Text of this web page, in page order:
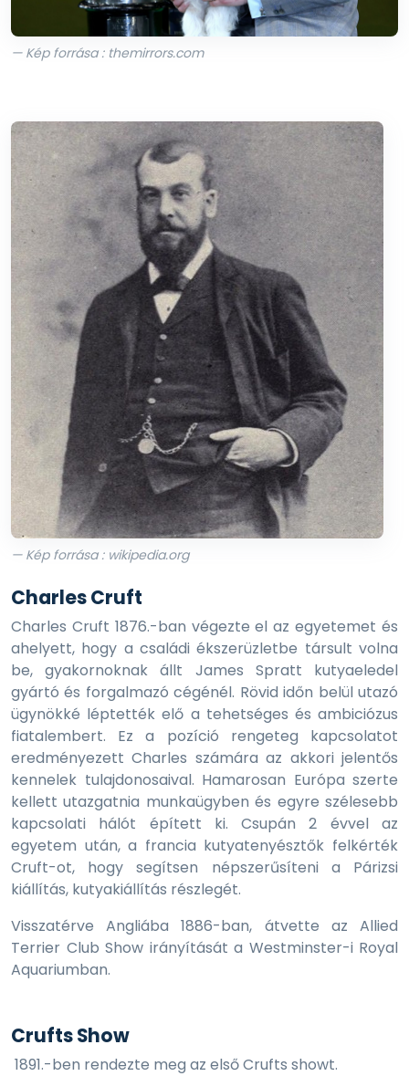
— Kép forrása : themirrors.com
Charles Cruft
Charles Cruft 1876.-ban végezte el az egyetemet és
ahelyett, hogy a családi ékszerüzletbe társult volna
be, gyakornoknak állt James Spratt kutyaeledel
gyártó és forgalmazó cégénél. Rövid időn belül utazó
ügynökké léptették elő a tehetséges és ambiciózus
fiatalembert. Ez a pozíció rengeteg kapcsolatot
eredményezett Charles számára az akkori jelentős
kennelek tulajdonosaival. Hamarosan Európa szerte
kellett utazgatnia munkaügyben és egyre szélesebb
kapcsolati hálót épített ki. Csupán 2 évvel az
egyetem után, a francia kutyatenyésztők felkérték
Cruft-ot, hogy segítsen népszerűsíteni a Párizsi
kiállítás, kutyakiállítás részlegét.
Visszatérve Angliába 1886-ban, átvette az Allied
Terrier Club Show irányítását a Westminster-i Royal
Aquariumban.
— Kép forrása : wikipedia.org
Crufts Show
1891.-ben rendezte meg az első Crufts showt.